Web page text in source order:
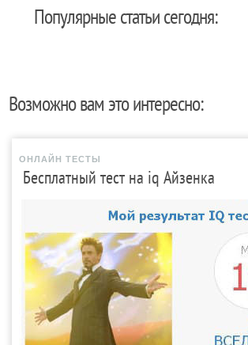
Популярные статьи сегодня:
Возможно вам это интересно:
ОНЛАЙН ТЕСТЫ
Бесплатный тест на iq Айзенка